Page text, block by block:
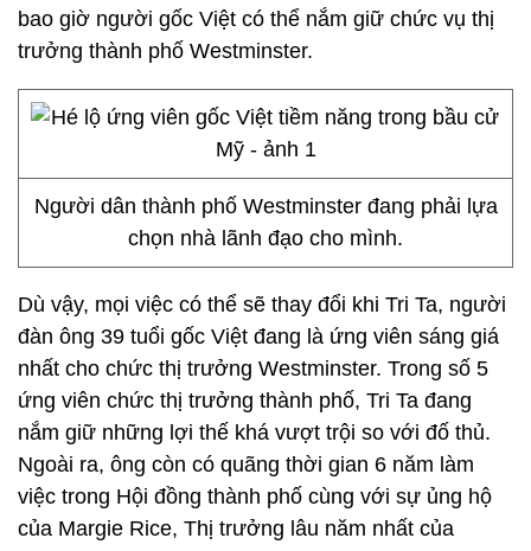
bao giờ người gốc Việt có thể nắm giữ chức vụ thị
trưởng thành phố Westminster.
Người dân thành phố Westminster đang phải lựa
chọn nhà lãnh đạo cho mình.
Dù vậy, mọi việc có thể sẽ thay đổi khi Tri Ta, người
đàn ông 39 tuổi gốc Việt đang là ứng viên sáng giá
nhất cho chức thị trưởng Westminster. Trong số 5
ứng viên chức thị trưởng thành phố, Tri Ta đang
nắm giữ những lợi thế khá vượt trội so với đố thủ.
Ngoài ra, ông còn có quãng thời gian 6 năm làm
việc trong Hội đồng thành phố cùng với sự ủng hộ
của Margie Rice, Thị trưởng lâu năm nhất của